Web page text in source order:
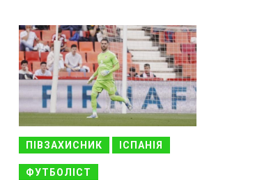
ПІВЗАХИСНИК ІСПАНІЯ
ФУТБОЛІСТ